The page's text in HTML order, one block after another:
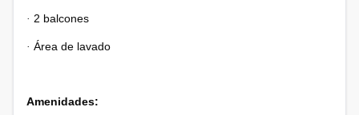
· 2 balcones
· Área de lavado
Amenidades: